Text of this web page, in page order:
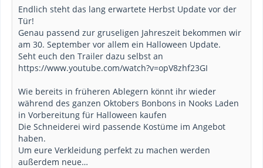
Endlich steht das lang erwartete Herbst Update vor der
Tür!
Genau passend zur gruseligen Jahreszeit bekommen wir
am 30. September vor allem ein Halloween Update.
Seht euch den Trailer dazu selbst an
https://www.youtube.com/watch?v=opV8zhf23GI
Wie bereits in früheren Ablegern könnt ihr wieder
während des ganzen Oktobers Bonbons in Nooks Laden
in Vorbereitung für Halloween kaufen
Die Schneiderei wird passende Kostüme im Angebot
haben.
Um eure Verkleidung perfekt zu machen werden
außerdem neue…